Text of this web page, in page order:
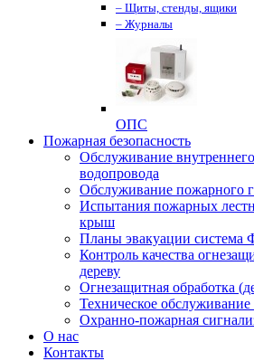
– Щиты, стенды, ящики
– Журналы
ОПС
Пожарная безопасность
Обслуживание
водопровода
Обслуживание пожарного
Испытания пожарных
крыш
Планы эвакуации система
Контроль качества
дереву
Огнезащитная обработка
Техническое
Охранно-пожарная
О нас
Контакты